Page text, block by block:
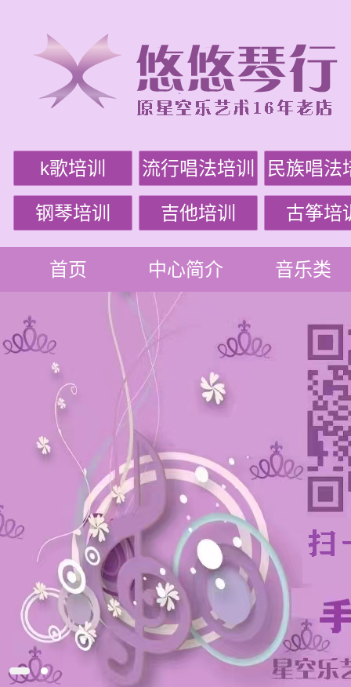
k歌培训 流行唱法培训 民族唱法
钢琴培训 吉他培训 古筝培
首页 中心简介 音乐类